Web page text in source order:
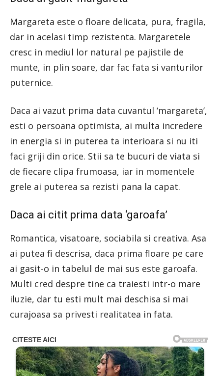
Margareta este o floare delicata, pura, fragila,
dar in acelasi timp rezistenta. Margaretele
cresc in mediul lor natural pe pajistile de
munte, in plin soare, dar fac fata si vanturilor
puternice.
Daca ai vazut prima data cuvantul ‘margareta’,
esti o persoana optimista, ai multa incredere
in energia si in puterea ta interioara si nu iti
faci griji din orice. Stii sa te bucuri de viata si
de fiecare clipa frumoasa, iar in momentele
grele ai puterea sa rezisti pana la capat.
Daca ai citit prima data ‘garoafa’
Romantica, visatoare, sociabila si creativa. Asa
ai putea fi descrisa, daca prima floare pe care
ai gasit-o in tabelul de mai sus este garoafa.
Multi cred despre tine ca traiesti intr-o mare
iluzie, dar tu esti mult mai deschisa si mai
curajoasa sa privesti realitatea in fata.